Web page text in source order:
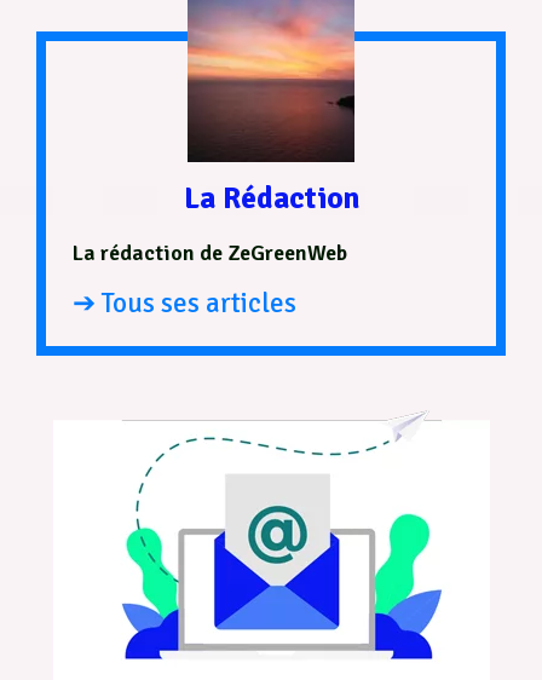
La Rédaction
La rédaction de ZeGreenWeb
➔ Tous ses articles